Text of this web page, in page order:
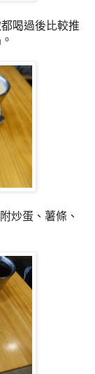
喝過後比較推
炒蛋、薯條、